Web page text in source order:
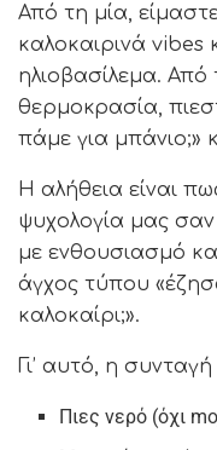
Από τη μία,
καλοκαιρινά vibes
ηλιοβασίλεμα. Από
θερμοκρασία,
πάμε για μπάνιο;»
Η αλήθεια είναι
ψυχολογία μας
με ενθουσιασμό
άγχος τύπου
καλοκαίρι;».
Γι’ αυτό, η συνταγή
Πιες νερό (όχι